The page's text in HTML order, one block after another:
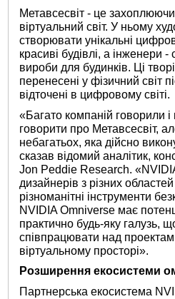
Метавсесвіт - це
віртуальний світ. У ньому
створювати унікальні
красиві будівлі, а інженери
вироби для будинків. Ці
перенесені у фізичний світ
відточені в цифровому світі.
«Багато компаній говорили
говорити про Метавсесвіт,
небагатьох, яка дійсно
сказав відомий аналітик,
Jon Peddie Research.
дизайнерів з різних
різноманітні інструменти
NVIDIA Omniverse має
практично будь-яку галузь,
співпрацювати над
віртуальному просторі».
Розширення екосистеми
Партнерська екосистема